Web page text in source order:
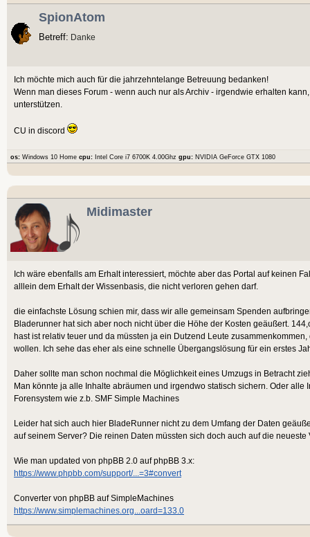
SpionAtom
Betreff: Danke
Ich möchte mich auch für die jahrzehntelange Betreuung bedanken!
Wenn man dieses Forum - wenn auch nur als Archiv - irgendwie erhalten
unterstützen.
CU in discord
os: Windows 10 Home cpu: Intel Core i7 6700K 4.00Ghz gpu: NVIDIA GeForce GTX 1080
Midimaster
Ich wäre ebenfalls am Erhalt interessiert, möchte aber das Portal auf keinen
alllein dem Erhalt der Wissenbasis, die nicht verloren gehen darf.
die einfachste Lösung schien mir, dass wir alle gemeinsam Spenden
Bladerunner hat sich aber noch nicht über die Höhe der Kosten geäußert.
hast ist relativ teuer und da müssten ja ein Dutzend Leute
wollen. Ich sehe das eher als eine schnelle Übergangslösung für ein erstes
Daher sollte man schon nochmal die Möglichkeit eines Umzugs in Betracht
Man könnte ja alle Inhalte abräumen und irgendwo statisch sichern. Oder alle
Forensystem wie z.b. SMF Simple Machines
Leider hat sich auch hier BladeRunner nicht zu dem Umfang der Daten
auf seinem Server? Die reinen Daten müssten sich doch auch auf die
Wie man updated von phpBB 2.0 auf phpBB 3.x:
https://www.phpbb.com/support/...=3#convert
Converter von phpBB auf SimpleMachines
https://www.simplemachines.org...oard=133.0